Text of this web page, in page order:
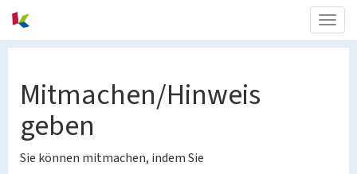
Mitmachen/Hinweis
geben
Sie können mitmachen, indem Sie